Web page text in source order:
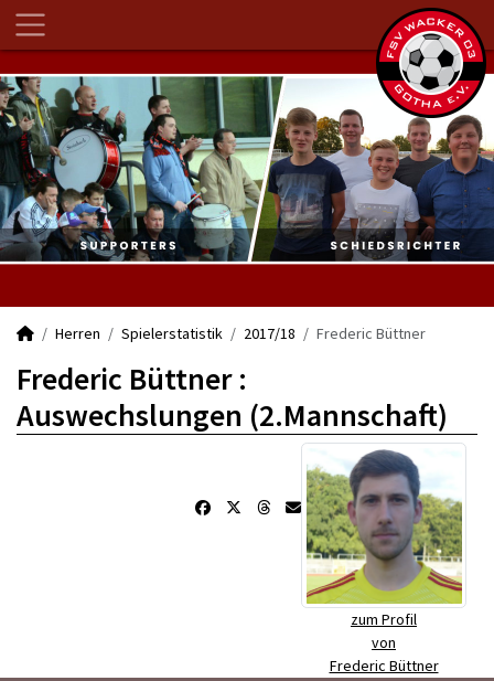
Herren Spielerstatistik 2017/18 Frederic Büttner
Frederic Büttner :
Auswechslungen (2.Mannschaft)
zum Profil
von
Frederic Büttner